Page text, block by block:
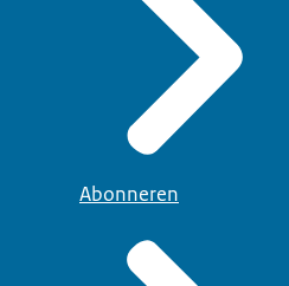
Abonneren